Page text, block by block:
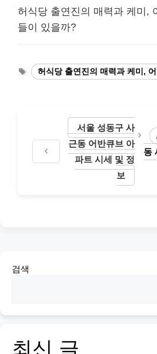
허식당 출연진의 매력과 케미,
들이 있을까?
Tags
허식당 출연진의 매력과 케미,
서울 성동구 사
근동 어반큐브 아
파트 시세 및 정
보
동
검색
최신 글